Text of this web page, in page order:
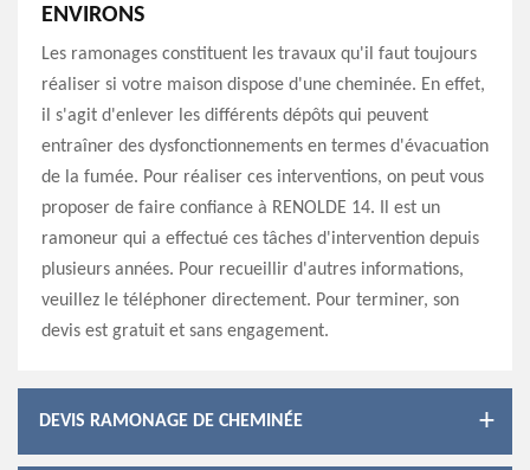
ENVIRONS
Les ramonages constituent les travaux qu'il faut toujours
réaliser si votre maison dispose d'une cheminée. En effet,
il s'agit d'enlever les différents dépôts qui peuvent
entraîner des dysfonctionnements en termes d'évacuation
de la fumée. Pour réaliser ces interventions, on peut vous
proposer de faire confiance à RENOLDE 14. Il est un
ramoneur qui a effectué ces tâches d'intervention depuis
plusieurs années. Pour recueillir d'autres informations,
veuillez le téléphoner directement. Pour terminer, son
devis est gratuit et sans engagement.
DEVIS RAMONAGE DE CHEMINÉE